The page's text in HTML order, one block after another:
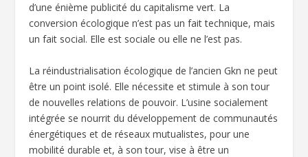
d’une énième publicité du capitalisme vert. La
conversion écologique n’est pas un fait technique, mais
un fait social. Elle est sociale ou elle ne l’est pas.
La réindustrialisation écologique de l’ancien Gkn ne peut
être un point isolé. Elle nécessite et stimule à son tour
de nouvelles relations de pouvoir. L’usine socialement
intégrée se nourrit du développement de communautés
énergétiques et de réseaux mutualistes, pour une
mobilité durable et, à son tour, vise à être un